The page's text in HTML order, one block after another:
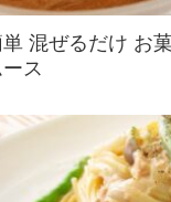
混ぜるだけ お
ス